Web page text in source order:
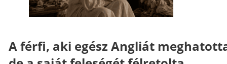
A férfi, aki egész Angliát